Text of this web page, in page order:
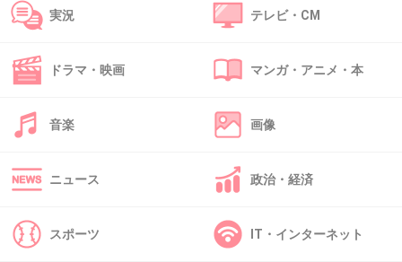
34. 匿名 2020/06/15(月) 11:41:48
用できる国に生まれて良かったって、心から思
医療が発達してても、受けられなかったら意味
+71
実況 テレビ・CM
ドラマ・映画 マンガ・アニメ・本
音楽 画像
ニュース 政治・経済
スポーツ IT・インターネット